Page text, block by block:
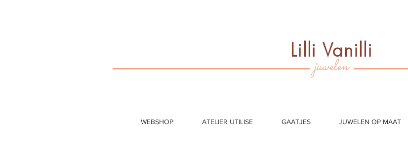
Lilli Vanilli
juwelen
WEBSHOP ATELIER UTILISE GAATJES JUWELEN OP MAAT